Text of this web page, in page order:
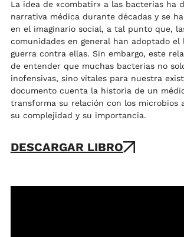
La idea de «combatir» a las bacterias ha
narrativa médica durante décadas y se
en el imaginario social, a tal punto que,
comunidades en general han adoptado el
guerra contra ellas. Sin embargo, este
de entender que muchas bacterias no
inofensivas, sino vitales para nuestra
documento cuenta la historia de un
transforma su relación con los microbios
su complejidad y su importancia.
DESCARGAR LIBRO